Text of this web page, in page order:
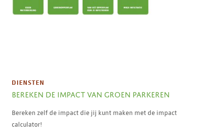
DIENSTEN
BEREKEN DE IMPACT VAN GROEN PARKEREN
Bereken zelf de impact die jij kunt maken met de impact
calculator!